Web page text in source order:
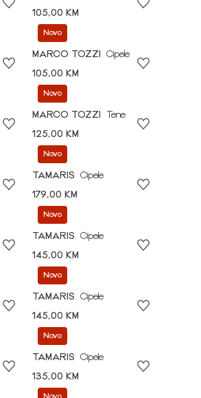
105,00 KM
Novo
MARCO TOZZI
Cipele
105,00 KM
Novo
MARCO TOZZI
Tene
125,00 KM
Novo
TAMARIS
Cipele
179,00 KM
Novo
TAMARIS
Cipele
145,00 KM
Novo
TAMARIS
Cipele
145,00 KM
Novo
TAMARIS
Cipele
135,00 KM
Novo